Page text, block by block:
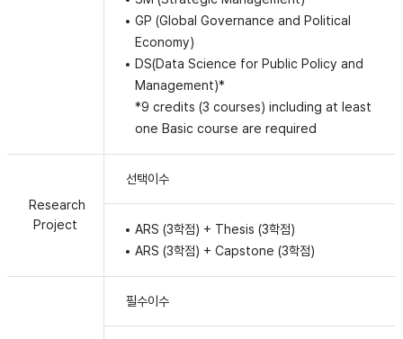
GP (Global Governance and Political
Economy)
DS(Data Science for Public Policy and
Management)*
*9 credits (3 courses) including at least
one Basic course are required
Research
Project
선택이수
ARS (3학점) + Thesis (3학점)
ARS (3학점) + Capstone (3학점)
필수이수